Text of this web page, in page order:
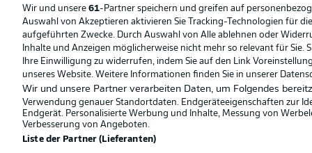
© 2026 Bundesliga-Gruppe GmbH
Wir und unsere 61-Partner speichern und greifen auf
Auswahl von Akzeptieren aktivieren Sie Tracking-Technologien für
aufgeführten Zwecke. Durch Auswahl von Alle ablehnen oder
Inhalte und Anzeigen möglicherweise nicht mehr so relevant für
Ihre Einwilligung zu widerrufen, indem Sie auf den Link
unseres Website. Weitere Informationen finden Sie in unserer
Wir und unsere Partner verarbeiten Daten, um Folgendes
Verwendung genauer Standortdaten. Endgeräteeigenschaften zur
Endgerät. Personalisierte Werbung und Inhalte, Messung von
Verbesserung von Angeboten.
Liste der Partner (Lieferanten)